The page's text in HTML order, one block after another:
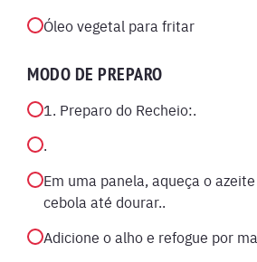
Óleo vegetal para fritar
MODO DE PREPARO
1. Preparo do Recheio:.
.
Em uma panela, aqueça o
cebola até dourar..
Adicione o alho e refogue por